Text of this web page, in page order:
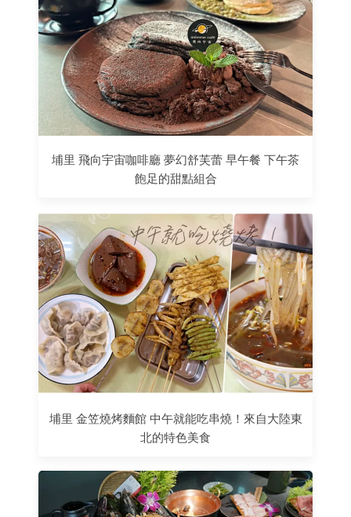
埔里 飛向宇宙咖啡廳 夢幻舒芙蕾 早午餐 下午茶
飽足的甜點組合
埔里 金笠燒烤麵館 中午就能吃串燒！來自大陸東
北的特色美食